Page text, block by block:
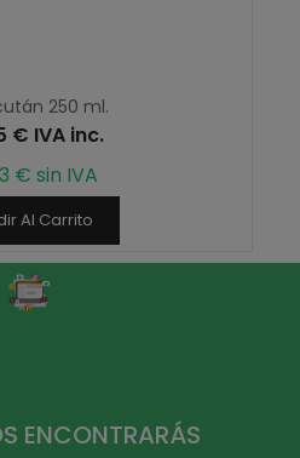
250 ml.
€ IVA inc.
€ sin IVA
Al Carrito
ENCONTRARÁS